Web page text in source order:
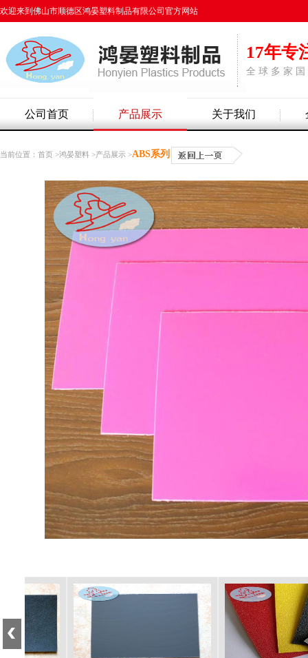
欢迎来到佛山市顺德区鸿晏塑料制品有限公司官方网站
17年专
全 球 多 家
公司首页 产品展示 关于我们
当前位置：首页 >鸿晏塑料 >产品展示 >ABS系列